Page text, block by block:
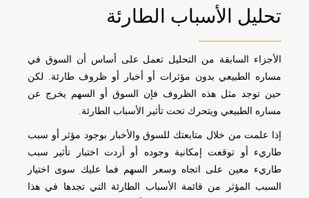
تحليل الأسباب الطارئة
الأجزاء السابقة من التحليل تعمل على أساس أن السوق في
مساره الطبيعي بدون مؤثرات أو أخبار أو ظروف طارئة. لكن
حين توجد مثل هذه الظروف فإن السوق أو السهم يخرج عن
مساره الطبيعي ويتحرك تحت تأثير الأسباب الطارئة.
إذا علمت من خلال متابعتك للسوق والأخبار بوجود مؤثر أو سبب
طاريء أو توقعت إمكانية وجوده أو أردت اختبار تأثير سبب
طاريء معين على اتجاه وسعر السهم فما عليك سوى اختيار
السبب المؤثر من قائمة الأسباب الطارئة التي تجدها في هذا